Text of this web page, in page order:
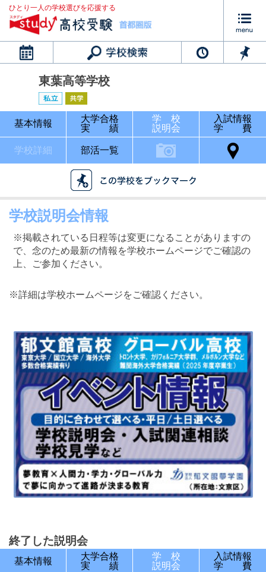
ひとり一人の学校選びを応援する
カレンダー
最近見た学校
東葉高等学校
ブックマークした学校
ブックマークした学校はありません
東葉高等学校
基本情報
大学合格
実 績
学 校
説明会
入試情報
学 費
学校詳細 部活一覧
学校説明会情報
※掲載されている日程等は変更になることがありますの
で、念のため最新の情報を学校ホームページでご確認の
上、ご参加ください。
※詳細は学校ホームページをご確認ください。
終了した説明会
基本情報
大学合格
実 績
学 校
説明会
入試情報
学 費